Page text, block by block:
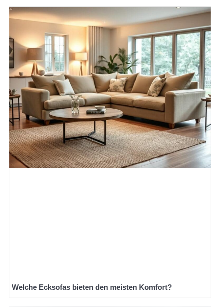
Welche Ecksofas bieten den meisten Komfort?